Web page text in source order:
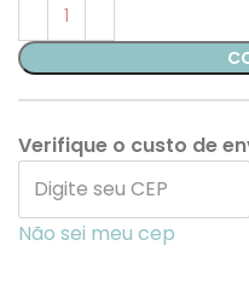
Verifique o custo de
Não sei meu cep